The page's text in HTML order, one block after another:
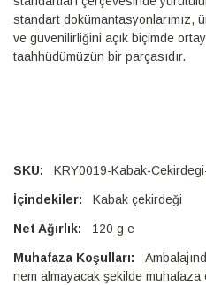
standart dokümantasyonlarımız,
ve güvenilirliğini açık biçimde
taahhüdümüzün bir parçasıdır.
KRY0019-Kabak-
Kabak çekirdeği
120 g e
nem almayacak şekilde muhafaza